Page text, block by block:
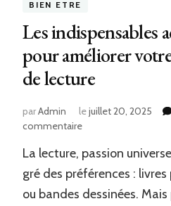
BIEN ETRE
Les indispensables
pour améliorer
de lecture
parAdmin lejuillet 20, 2025
commentairesur
indispensables
accessoires
améliorer
La lecture, passion
gré des préférences : livres
ou bandes dessinées.